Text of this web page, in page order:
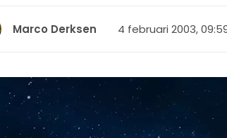
Marco Derksen 4 februari 2003,